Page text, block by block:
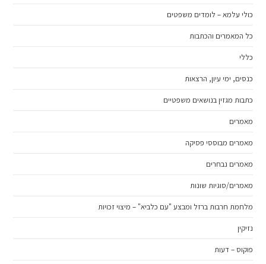
כולי עלמא – לומדים משפטים
כל המאמרים והכתבות
כללי
כנסים, ימי עיון, הרצאות
כתבות מגזין בנושאים משפטיים
מאמרים
מאמרים מבוססי פסיקה
מאמרים נבחרים
מאמרים/סוגיות שונות
מלחמת חרבות ברזל ומבצע "עם כלביא" – מיצוי זכויות
נזיקין
פוקוס – דעות